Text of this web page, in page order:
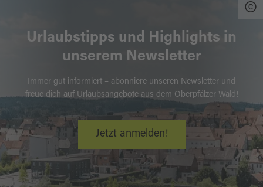
Urlaubstipps und Highlights in
unserem Newsletter
Immer gut informiert – abonniere unseren Newsletter und
freue dich auf Urlaubsangebote aus dem Oberpfälzer Wald!
Jetzt anmelden!